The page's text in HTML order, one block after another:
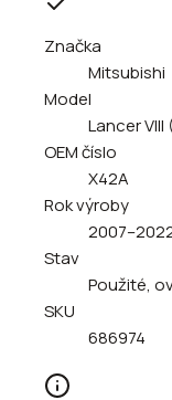
Značka
Mitsubishi
Model
Lancer
OEM číslo
X42A
Rok výroby
Stav
Použité,
SKU
686974